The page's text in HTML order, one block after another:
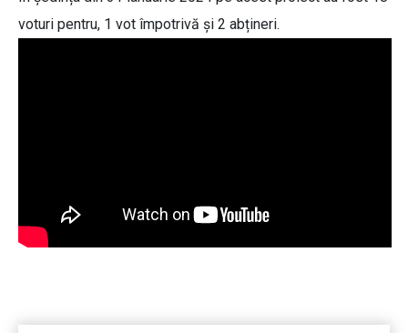
voturi pentru, 1 vot împotrivă și 2 abțineri.